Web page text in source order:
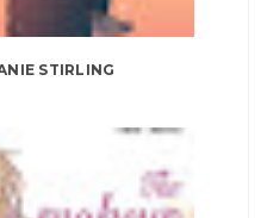
STIRLING